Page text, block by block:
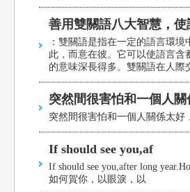
善用雙關語八大智慧，
：雙關語是指在一定的語言環
此，而意在彼。它可以使語言
的意味深長得多。雙關語在人際
突然間很害怕和一個人
突然間很害怕和一個人關係太好
If should see you,af
If should see you,after long
如何賀你，以眼淚，以